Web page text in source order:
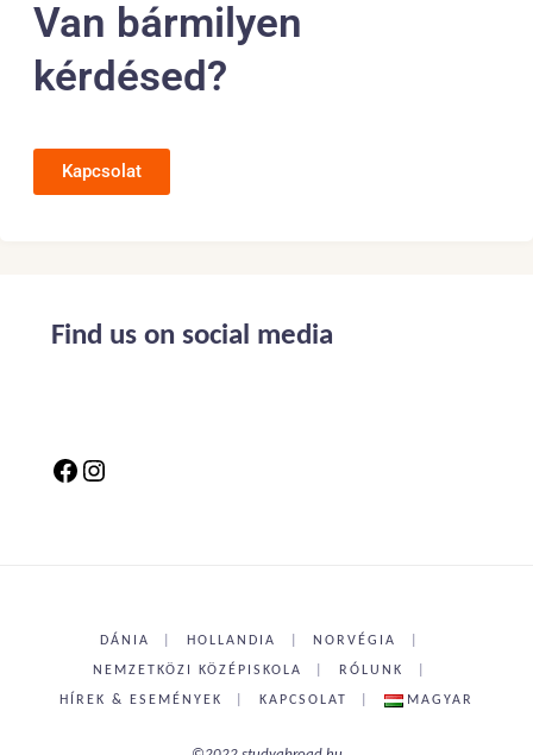
Van bármilyen
kérdésed?
Kapcsolat
Find us on social media
DÁNIA HOLLANDIA NORVÉGIA
NEMZETKÖZI KÖZÉPISKOLA RÓLUNK
HÍREK & ESEMÉNYEK KAPCSOLAT MAGYAR